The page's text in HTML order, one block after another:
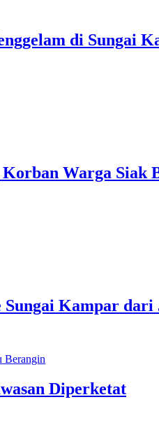
di Sungai
Warga Siak
Kampar dari
Diperketat